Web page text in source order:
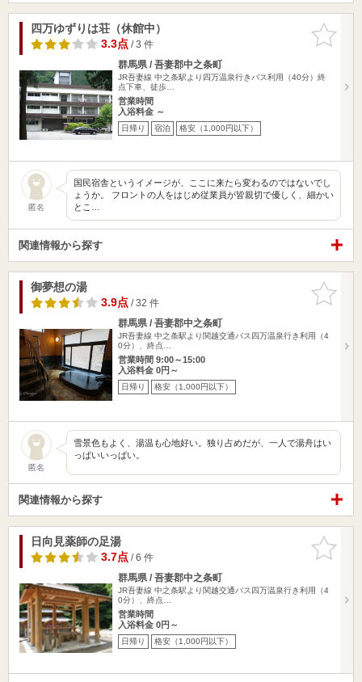
お気に入
りに追加
四万ゆずりは荘（休館中）
3.3点/ 3 件
群馬県 / 吾妻郡中之条町
JR吾妻線 中之条駅より四万温泉行きバス利用（40分）終
点下車、徒歩…
営業時間
入浴料金 ～
日帰り 宿泊 格安（1,000円以下）
匿名
国民宿舎というイメージが、ここに来たら変わるのではないでし
ょうか。 フロントの人をはじめ従業員が皆親切で優しく、細かい
とこ…
関連情報から探す
お気に入
りに追加
御夢想の湯
3.9点/ 32 件
群馬県 / 吾妻郡中之条町
JR吾妻線 中之条駅より関越交通バス四万温泉行き利用（4
0分）、終点…
営業時間 9:00～15:00
入浴料金 0円～
日帰り 格安（1,000円以下）
匿名
雪景色もよく、湯温も心地好い。独り占めだが、一人で湯舟はい
っぱいいっぱい。
関連情報から探す
お気に入
りに追加
日向見薬師の足湯
3.7点/ 6 件
群馬県 / 吾妻郡中之条町
JR吾妻線 中之条駅より関越交通バス四万温泉行き利用（4
0分）、終点…
営業時間
入浴料金 0円～
日帰り 格安（1,000円以下）